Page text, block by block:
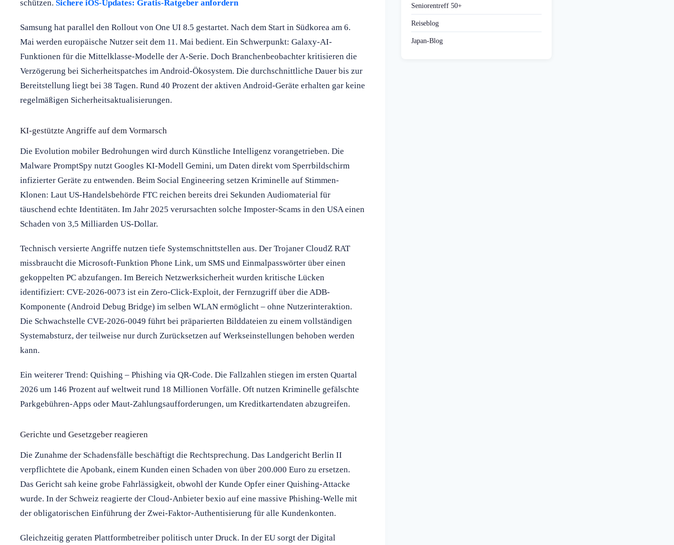
schützen. Sichere iOS-Updates: Gratis-Ratgeber anfordern
Samsung hat parallel den Rollout von One UI 8.5 gestartet. Nach dem Start in Südkorea am 6.
Mai werden europäische Nutzer seit dem 11. Mai bedient. Ein Schwerpunkt: Galaxy-AI-
Funktionen für die Mittelklasse-Modelle der A-Serie. Doch Branchenbeobachter kritisieren die
Verzögerung bei Sicherheitspatches im Android-Ökosystem. Die durchschnittliche Dauer bis zur
Bereitstellung liegt bei 38 Tagen. Rund 40 Prozent der aktiven Android-Geräte erhalten gar keine
regelmäßigen Sicherheitsaktualisierungen.
KI-gestützte Angriffe auf dem Vormarsch
Die Evolution mobiler Bedrohungen wird durch Künstliche Intelligenz vorangetrieben. Die
Malware PromptSpy nutzt Googles KI-Modell Gemini, um Daten direkt vom Sperrbildschirm
infizierter Geräte zu entwenden. Beim Social Engineering setzen Kriminelle auf Stimmen-
Klonen: Laut US-Handelsbehörde FTC reichen bereits drei Sekunden Audiomaterial für
täuschend echte Identitäten. Im Jahr 2025 verursachten solche Imposter-Scams in den USA einen
Schaden von 3,5 Milliarden US-Dollar.
Technisch versierte Angriffe nutzen tiefe Systemschnittstellen aus. Der Trojaner CloudZ RAT
missbraucht die Microsoft-Funktion Phone Link, um SMS und Einmalpasswörter über einen
gekoppelten PC abzufangen. Im Bereich Netzwerksicherheit wurden kritische Lücken
identifiziert: CVE-2026-0073 ist ein Zero-Click-Exploit, der Fernzugriff über die ADB-
Komponente (Android Debug Bridge) im selben WLAN ermöglicht – ohne Nutzerinteraktion.
Die Schwachstelle CVE-2026-0049 führt bei präparierten Bilddateien zu einem vollständigen
Systemabsturz, der teilweise nur durch Zurücksetzen auf Werkseinstellungen behoben werden
kann.
Ein weiterer Trend: Quishing – Phishing via QR-Code. Die Fallzahlen stiegen im ersten Quartal
2026 um 146 Prozent auf weltweit rund 18 Millionen Vorfälle. Oft nutzen Kriminelle gefälschte
Parkgebühren-Apps oder Maut-Zahlungsaufforderungen, um Kreditkartendaten abzugreifen.
Gerichte und Gesetzgeber reagieren
Die Zunahme der Schadensfälle beschäftigt die Rechtsprechung. Das Landgericht Berlin II
verpflichtete die Apobank, einem Kunden einen Schaden von über 200.000 Euro zu ersetzen.
Das Gericht sah keine grobe Fahrlässigkeit, obwohl der Kunde Opfer einer Quishing-Attacke
wurde. In der Schweiz reagierte der Cloud-Anbieter bexio auf eine massive Phishing-Welle mit
der obligatorischen Einführung der Zwei-Faktor-Authentisierung für alle Kundenkonten.
Gleichzeitig geraten Plattformbetreiber politisch unter Druck. In der EU sorgt der Digital
Seniorentreff 50+
Reiseblog
Japan-Blog